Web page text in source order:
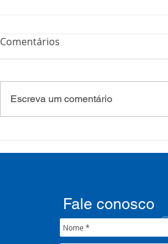
001/2022
Comentários
Escreva um comentário
Fale conosco